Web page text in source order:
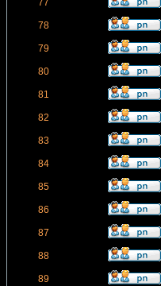
77
78
79
80
81
82
83
84
85
86
87
88
89